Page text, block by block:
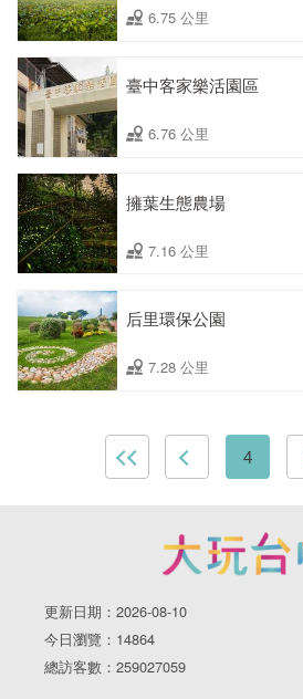
6.75 公里
臺中客家樂活園區
6.76 公里
擁葉生態農場
7.16 公里
后里環保公園
7.28 公里
4
更新日期：2026-08-10
今日瀏覽：14864
總訪客數：259027059